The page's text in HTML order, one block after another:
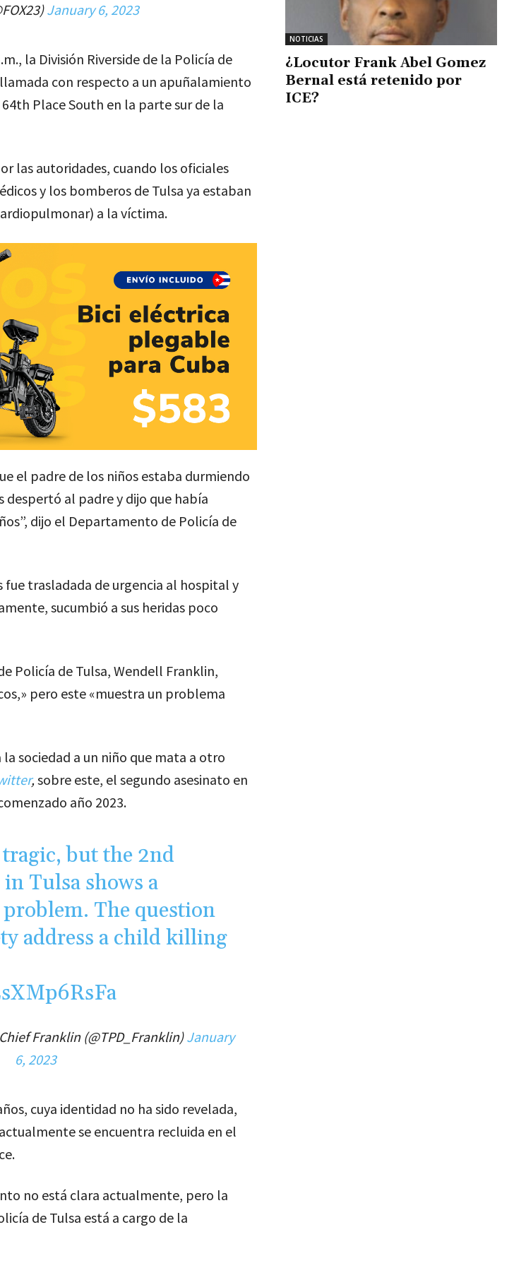
January 6, 2023
la División Riverside de la Policía de
con respecto a un apuñalamiento
Place South en la parte sur de la
las autoridades, cuando los oficiales
y los bomberos de Tulsa ya estaban
a la víctima.
el padre de los niños estaba durmiendo
despertó al padre y dijo que había
dijo el Departamento de Policía de
fue trasladada de urgencia al hospital y
sucumbió a sus heridas poco
Policía de Tulsa, Wendell Franklin,
pero este «muestra un problema
sociedad a un niño que mata a otro
, sobre este, el segundo asesinato en
año 2023.
but the 2nd
Tulsa shows a
The question
address a child killing
Franklin (@TPD_Franklin)January
6, 2023
cuya identidad no ha sido revelada,
se encuentra recluida en el
no está clara actualmente, pero la
de Tulsa está a cargo de la
NOTICIAS
¿Locutor Frank Abel Gomez
Bernal está retenido por
ICE?